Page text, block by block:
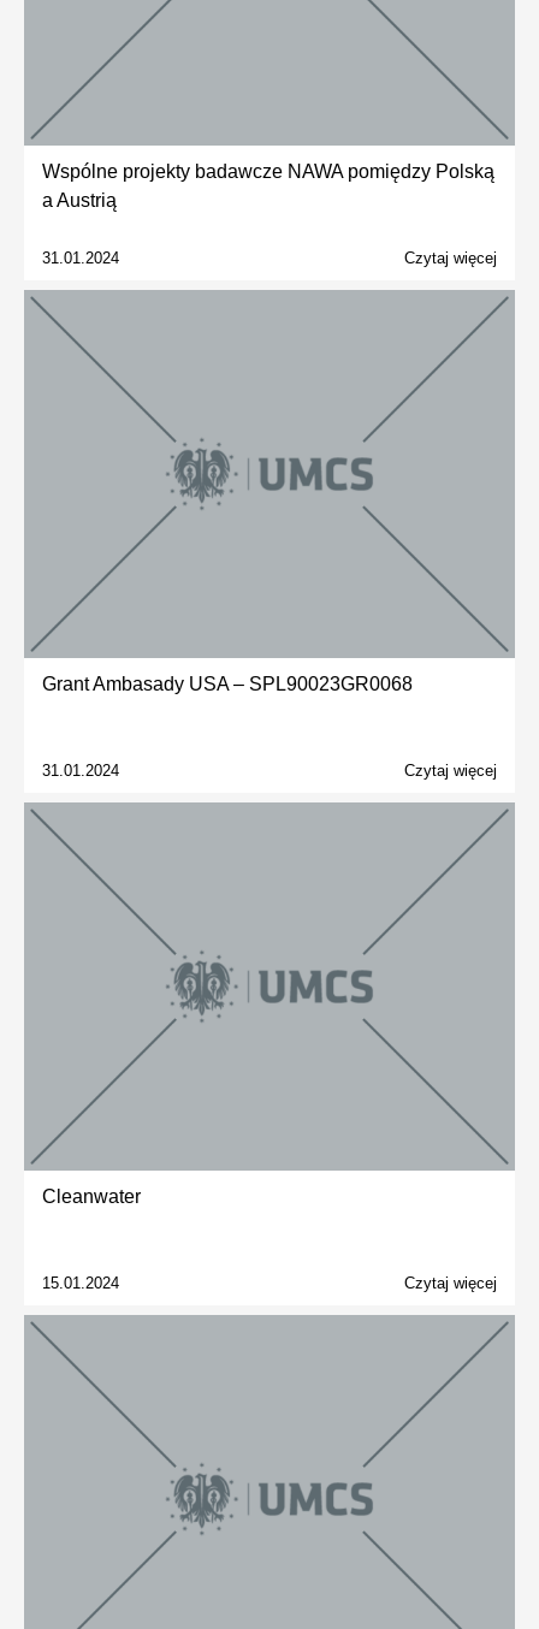
Wspólne projekty badawcze NAWA pomiędzy Polską
a Austrią
31.01.2024 Czytaj więcej
Grant Ambasady USA – SPL90023GR0068
31.01.2024 Czytaj więcej
Cleanwater
15.01.2024 Czytaj więcej